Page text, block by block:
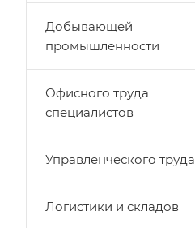
Добывающей
промышленности
Офисного труда
специалистов
Управленческого труда
Логистики и складов